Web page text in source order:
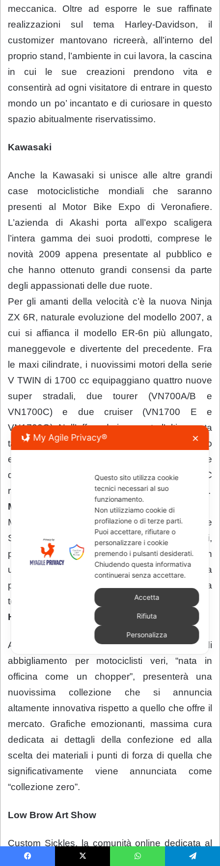
meccanica. Oltre ad esporre le sue raffinate
realizzazioni sul tema Harley-Davidson, il
customizer mantovano ricreerà, all’interno del
proprio stand, l’ambiente in cui lavora, la cascina
in cui le sue creazioni prendono vita e
consentirà ad ogni visitatore di entrare in questo
mondo un po’ incantato e di curiosare in questo
spazio abitualmente riservatissimo.
Kawasaki
Anche la Kawasaki si unisce alle altre grandi
case motociclistiche mondiali che saranno
presenti al Motor Bike Expo di Veronafiere.
L’azienda di Akashi porta all’expo scaligera
l’intera gamma dei suoi prodotti, comprese le
novità 2009 appena presentate al pubblico e
che hanno ottenuto grandi consensi da parte
degli appassionati delle due ruote.
Per gli amanti della velocità c’è la nuova Ninja
ZX 6R, naturale evoluzione del modello 2007, a
cui si affianca il modello ER-6n più allungato,
maneggevole e divertente del precedente. Fra
le maxi cilindrate, i nuovissimi motori della serie
V TWIN di 1700 cc equipaggiano quattro nuove
super stradali, due tourer (VN700A/B e
VN1700C) e due cruiser (VN1700 E e
VN1700G). Nell’off road si presenta l’ultima nata
targata Akashi, la KLX 250, derivata dal modello
enduro di 300 cc, con un telaio da competizione
di stile nuovo e aggressivo e motore 250 DOHC
raffreddato a liquido che offre grandi prestazioni.
Meccaniche Veloci
Meccaniche Veloci, official timing del mondiale
Superbike e sponsor del Rally dei Faraoni,
presenterà il suo nuovo cronografo Pharaons, in
una maxi area tutta sahariana, con la
partecipazione dei mezzi da corsa appena
tornati dal raid africano.
Holyfreedom
Al Motor Bike Expo l’azienda produttrice di
abbigliamento per motociclisti veri, “nata in
officina come un chopper”, presenterà una
nuovissima collezione che si annuncia
altamente innovativa rispetto a quello che offre il
mercato. Grafiche emozionanti, massima cura
dedicata ai dettagli della confezione ed alla
scelta dei materiali i punti di forza di quella che
significativamente viene annunciata come
“collezione zero”.
Low Brow Art Show
Custom Sickles, la comunità online dedicata al
mondo delle customizzazioni, in collaborazione
My Agile Privacy® ✕
Questo sito utilizza cookie
tecnici necessari al suo
funzionamento.
Non utilizziamo cookie di
profilazione o di terze parti.
Puoi accettare, rifiutare o
personalizzare i cookie
premendo i pulsanti desiderati.
Chiudendo questa informativa
continuerai senza accettare.
Accetta
Rifiuta
Personalizza